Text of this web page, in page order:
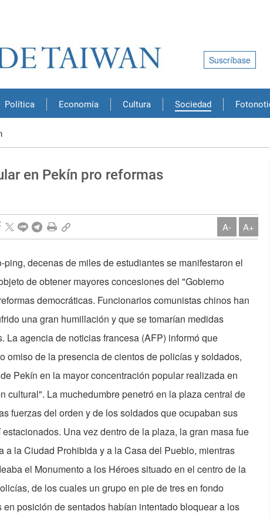
Política Economía Cultura Sociedad
Suscríbase
en Pekín pro reformas
A- A+
decenas de miles de estudiantes se manifes­taron el
de obtener mayores concesiones del "Go­bierno
democráticas. Funcionarios comunistas chinos han
una gran humillación y que se tomarían medidas
La agencia de noticias fran­cesa (AFP) informó que
omiso de la presen­cia de cientos de policías y sol­dados,
Pekín en la mayor concentración popular realizada en
cultural". La muchedumbre penetró en la plaza central de
fuerzas del orden y de los sol­dados que ocupaban sus
Una vez dentro de la plaza, la gran masa fue
a la Ciudad Prohibida y a la Casa del Pueblo, mientras
el Monumento a los Héroes situado en el centro de la
de los cuales un grupo en pie de tres en fondo
posición de sentados habían intentado bloquear a los